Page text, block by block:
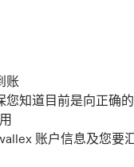
账
知道目前是向正确
账户信息及您要